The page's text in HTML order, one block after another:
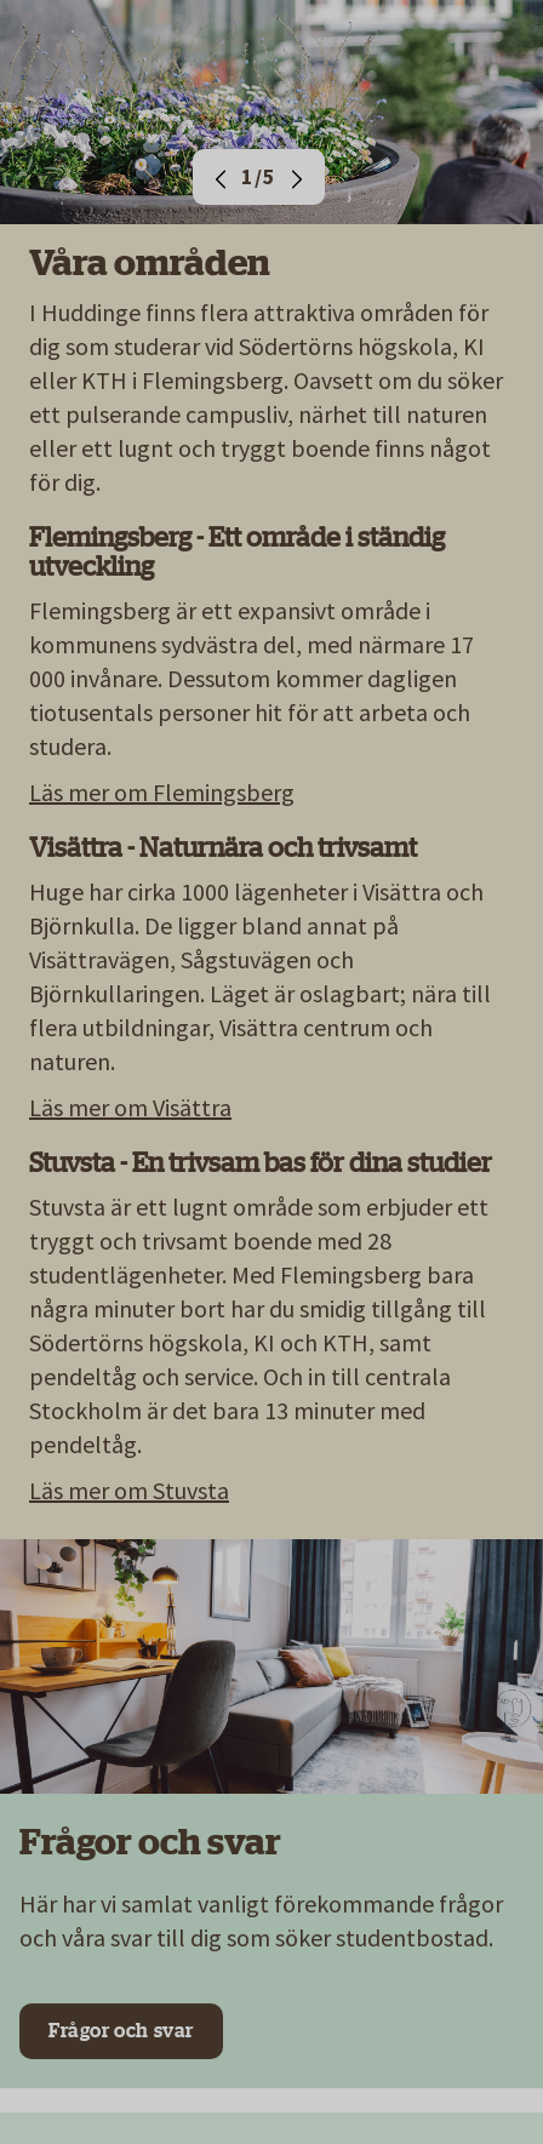
1/5
Våra områden
I Huddinge finns flera attraktiva områden för
dig som studerar vid Södertörns högskola, KI
eller KTH i Flemingsberg. Oavsett om du söker
ett pulserande campusliv, närhet till naturen
eller ett lugnt och tryggt boende finns något
för dig.
Flemingsberg - Ett område i ständig
utveckling
Flemingsberg är ett expansivt område i
kommunens sydvästra del, med närmare 17
000 invånare. Dessutom kommer dagligen
tiotusentals personer hit för att arbeta och
studera.
Läs mer om Flemingsberg
Visättra - Naturnära och trivsamt
Huge har cirka 1000 lägenheter i Visättra och
Björnkulla. De ligger bland annat på
Visättravägen, Sågstuvägen och
Björnkullaringen. Läget är oslagbart; nära till
flera utbildningar, Visättra centrum och
naturen.
Läs mer om Visättra
Stuvsta - En trivsam bas för dina studier
Stuvsta är ett lugnt område som erbjuder ett
tryggt och trivsamt boende med 28
studentlägenheter. Med Flemingsberg bara
några minuter bort har du smidig tillgång till
Södertörns högskola, KI och KTH, samt
pendeltåg och service. Och in till centrala
Stockholm är det bara 13 minuter med
pendeltåg.
Läs mer om Stuvsta
Frågor och svar
Här har vi samlat vanligt förekommande frågor
och våra svar till dig som söker studentbostad.
Frågor och svar